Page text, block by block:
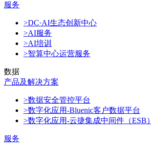
服务
>DC·AI生态创新中心
>AI服务
>AI培训
>智算中心运营服务
数据
产品及解决方案
>数据安全管控平台
>数字化应用-Bluenic客户数据平台
>数字化应用-云捷集成中间件（ESB）
服务